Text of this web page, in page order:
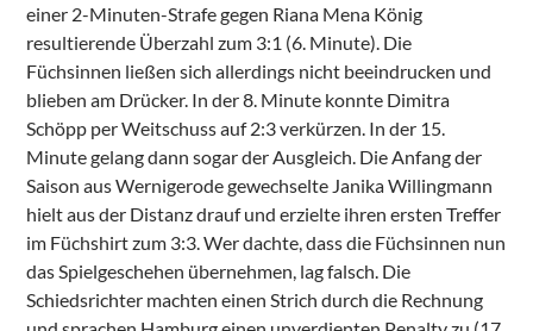
einer 2-Minuten-Strafe gegen Riana Mena König
resultierende Überzahl zum 3:1 (6. Minute). Die
Füchsinnen ließen sich allerdings nicht beeindrucken und
blieben am Drücker. In der 8. Minute konnte Dimitra
Schöpp per Weitschuss auf 2:3 verkürzen. In der 15.
Minute gelang dann sogar der Ausgleich. Die Anfang der
Saison aus Wernigerode gewechselte Janika Willingmann
hielt aus der Distanz drauf und erzielte ihren ersten Treffer
im Füchshirt zum 3:3. Wer dachte, dass die Füchsinnen nun
das Spielgeschehen übernehmen, lag falsch. Die
Schiedsrichter machten einen Strich durch die Rechnung